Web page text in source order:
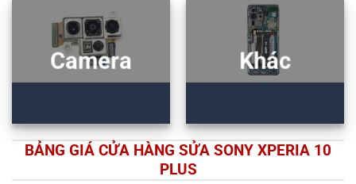
Camera Khác
BẢNG GIÁ CỬA HÀNG SỬA SONY XPERIA 10
PLUS